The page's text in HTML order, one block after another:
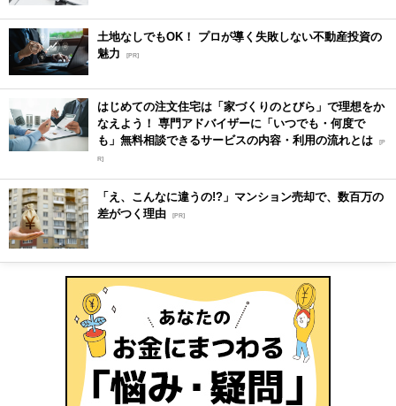
土地なしでもOK！ プロが導く失敗しない不動産投資の
魅力
[PR]
はじめての注文住宅は「家づくりのとびら」で理想をか
なえよう！ 専門アドバイザーに「いつでも・何度で
も」無料相談できるサービスの内容・利用の流れとは [P
R]
「え、こんなに違うの!?」マンション売却で、数百万の
差がつく理由 [PR]